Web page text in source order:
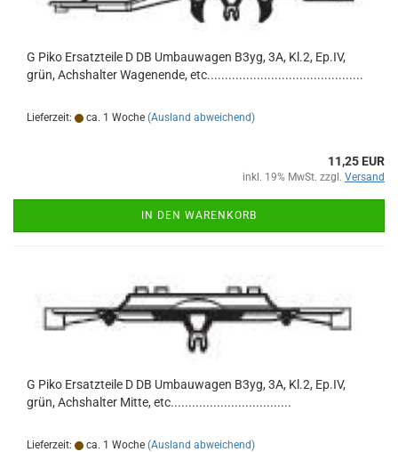
G Piko Ersatzteile D DB Umbauwagen B3yg, 3A, Kl.2, Ep.IV,
grün, Achshalter Wagenende, etc............................................
Lieferzeit: ca. 1 Woche (Ausland abweichend)
11,25 EUR
inkl. 19% MwSt. zzgl. Versand
IN DEN WARENKORB
G Piko Ersatzteile D DB Umbauwagen B3yg, 3A, Kl.2, Ep.IV,
grün, Achshalter Mitte, etc..................................
Lieferzeit: ca. 1 Woche (Ausland abweichend)